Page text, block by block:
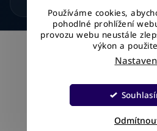
Používáme cookies,
pohodlné prohlížení
provozu webu neustále
výkon a
Vytvořil
WinKey.cz.
Upravit